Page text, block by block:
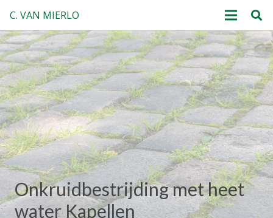
C. VAN MIERLO
Onkruidbestrijding met heet
water Kapellen